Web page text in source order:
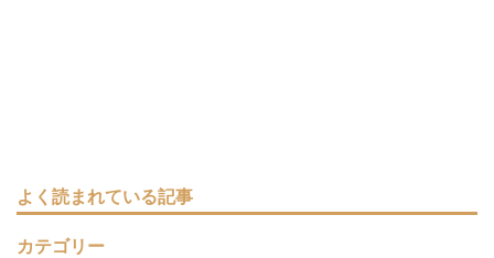
よく読まれている記事
カテゴリー